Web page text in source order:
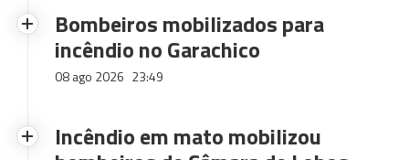
Bombeiros mobilizados para
incêndio no Garachico
08 ago 2026 23:49
Incêndio em mato mobilizou